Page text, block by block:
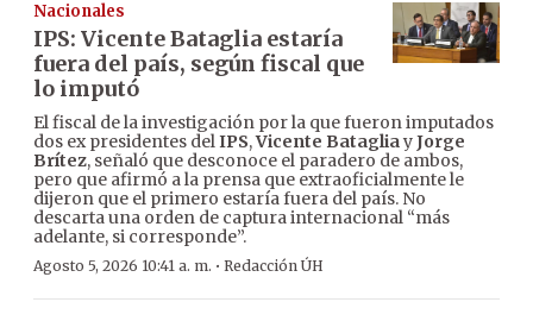
Nacionales
IPS: Vicente Bataglia estaría
fuera del país, según fiscal que
lo imputó
El fiscal de la investigación por la que fueron imputados
dos ex presidentes delIPS,Vicente BatagliayJorge
Brítez, señaló que desconoce el paradero de ambos,
pero que afirmó a la prensa que extraoficialmente le
dijeron que el primero estaría fuera del país. No
descarta una orden de captura internacional “más
adelante, si corresponde”.
Agosto 5, 2026 10:41 a. m. · Redacción ÚH